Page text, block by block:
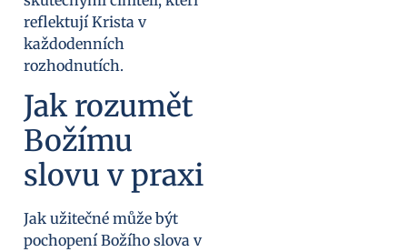
reflektují Krista v
každodenních
rozhodnutích.
Jak rozumět
Božímu
slovu v praxi
Jak užitečné může být
pochopení Božího slova v